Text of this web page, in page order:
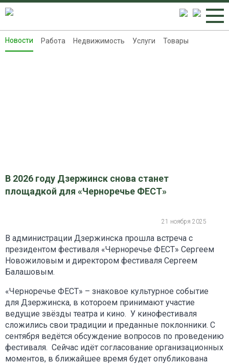
Новости
Новости Работа Недвижимость Услуги Товары
В 2026 году Дзержинск снова станет
площадкой для «Черноречье ФЕСТ»
21 ноября 2025
В администрации Дзержинска прошла встреча с
президентом фестиваля «Черноречье ФЕСТ» Сергеем
Новожиловым и директором фестиваля Сергеем
Балашовым.
«Черноречье ФЕСТ» – знаковое культурное событие
для Дзержинска, в котороем принимают участие
ведущие звёзды театра и кино. У кинофестиваля
сложились свои традиции и преданные поклонники. С
сентября ведётся обсуждение вопросов по проведению
фестиваля. Сейчас идёт согласование организационных
моментов, в ближайшее время будет опубликована